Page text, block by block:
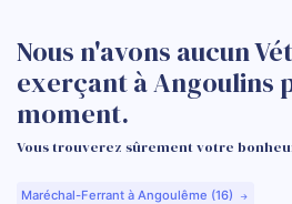
Nous n'avons aucun
exerçant à Angoulins
moment.
Vous trouverez sûrement votre
Maréchal-Ferrant à Angoulême (16)